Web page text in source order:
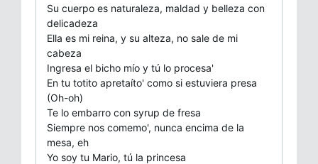
Su cuerpo es naturaleza, maldad y belleza con
delicadeza
Ella es mi reina, y su alteza, no sale de mi
cabeza
Ingresa el bicho mío y tú lo procesa'
En tu totito apretaíto' como si estuviera presa
(Oh-oh)
Te lo embarro con syrup de fresa
Siempre nos comemo', nunca encima de la
mesa, eh
Yo soy tu Mario, tú la princesa